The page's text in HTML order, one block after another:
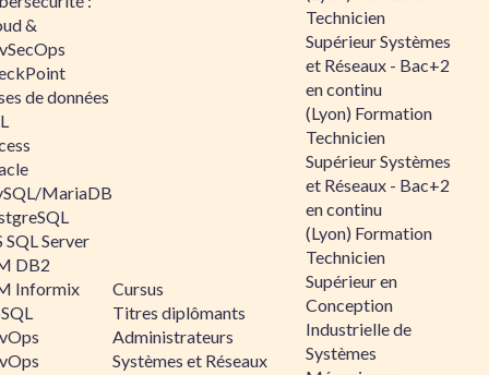
&
de données
MariaDB
SQL Server
DB2
Informix
Cursus
Titres diplômants
Administrateurs
Systèmes et Réseaux
Technicien
Supérieur Systèmes
et Réseaux - Bac+2
en continu
(Lyon) Formation
Technicien
Supérieur Systèmes
et Réseaux - Bac+2
en continu
(Lyon) Formation
Technicien
Supérieur en
Conception
Industrielle de
Systèmes